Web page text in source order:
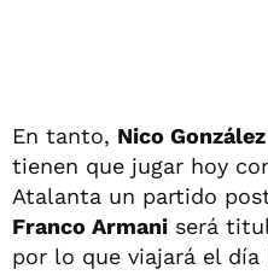
En tanto, Nico
tienen que jugar hoy
Atalanta un partido
Franco Armani será
por lo que viajará el día